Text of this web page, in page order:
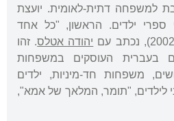
למשפחה דתית-לאומית. יועצת
ילדים. הראשון, "כל אחד
יהודה אטלס. זהו
בעברית העוסקים במשפחות
משפחות חד-מיניות, ילדים
לילדים, "תומר, המלאך של אמא",